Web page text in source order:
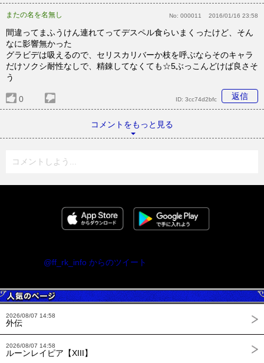
またの名を名無し No: 000011 2016/01/16 23:58
間違ってまふうけん連れてってデスペル食らいまくったけど、そん
なに影響無かった
グラビデは吸えるので、セリスカリバーか枝を呼ぶならそのキャラ
だけソクシ耐性なしで、精錬してなくても☆5ぶっこんどけば良さそ
う
0 返信
ID: 3cc74d2bfc
コメントをもっと見る
コメントしよう...
@ff_rk_info からのツイート
2026/08/07 14:58
外伝
2026/08/07 14:58
ルーンレイピア【XIII】